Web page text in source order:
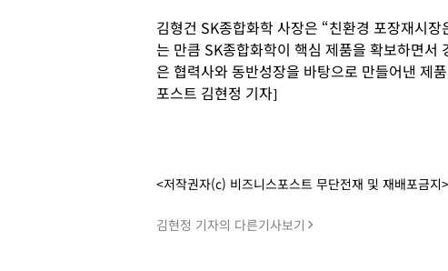
김형건 SK종합화학 사장은 “친환경 포장재시
는 만큼 SK종합화학이 핵심 제품을 확보하면서
은 협력사와 동반성장을 바탕으로 만들어낸 제
포스트 김현정 기자]
<저작권자(c) 비즈니스포스트 무단전재 및 재배포금지>
김현정 기자의 다른기사보기